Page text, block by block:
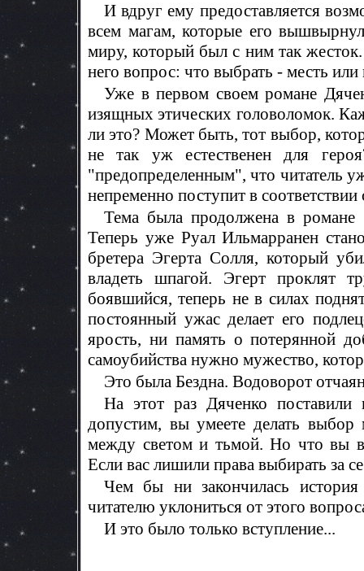
И вдруг ему предоставляется
всем магам, которые его
миру, который был с ним так
него вопрос: что выбрать - месть
Уже в первом своем романе
изящных этических головоломок.
ли это? Может быть, тот выбор,
не так уж естественен для
"предопределенным", что читатель
непременно поступит в
Тема была продолжена в
Теперь уже Руал Ильмарранен
бретера Эгерта Солля, который
владеть шпагой. Эгерт проклят
боявшийся, теперь не в силах
постоянный ужас делает его
ярость, ни память о потерянной
самоубийства нужно мужество,
Это была Бездна. Водоворот
На этот раз Дяченко поставили
допустим, вы умеете делать
между светом и тьмой. Но что вы
Если вас лишили права выбирать за
Чем бы ни закончилась
читателю уклониться от этого
И это было только вступление...